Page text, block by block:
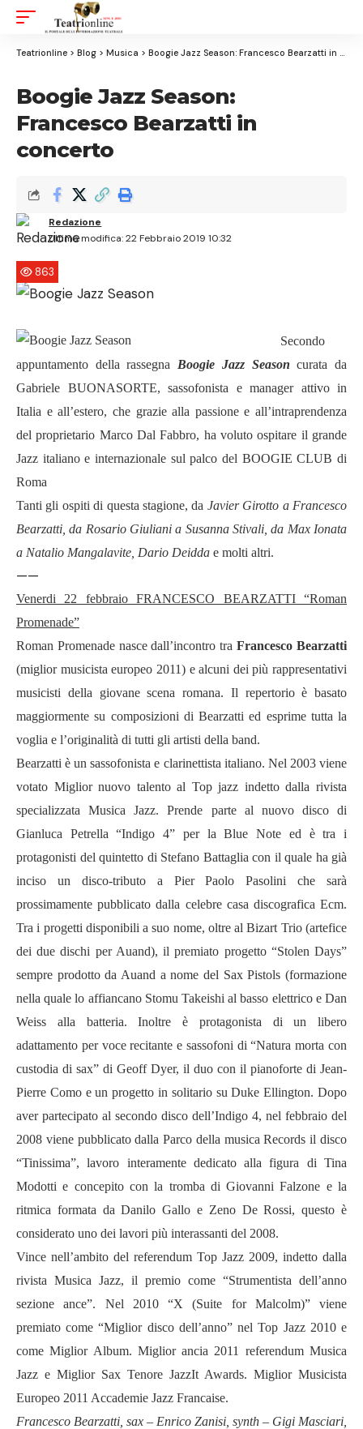
Resizer
Teatrionline > Blog > Musica > Boogie Jazz Season: Francesco Bearzatti in concerto
Boogie Jazz Season:
Francesco Bearzatti in
concerto
Ultima modifica: 22 Febbraio 2019 10:32
Redazione
863
Secondo
appuntamento della rassegna Boogie Jazz Season curata da
Gabriele BUONASORTE, sassofonista e manager attivo in
Italia e all’estero, che grazie alla passione e all’intraprendenza
del proprietario Marco Dal Fabbro, ha voluto ospitare il grande
Jazz italiano e internazionale sul palco del BOOGIE CLUB di
Roma
Tanti gli ospiti di questa stagione, da Javier Girotto a Francesco
Bearzatti, da Rosario Giuliani a Susanna Stivali, da Max Ionata
a Natalio Mangalavite, Dario Deidda e molti altri.
——
Venerdi 22 febbraio FRANCESCO BEARZATTI “Roman
Promenade”
Roman Promenade nasce dall’incontro traFrancesco Bearzatti
(miglior musicista europeo 2011) e alcuni dei più rappresentativi
musicisti della giovane scena romana. Il repertorio è basato
maggiormente su composizioni di Bearzatti ed esprime tutta la
voglia e l’originalità di tutti gli artisti della band.
Bearzatti è un sassofonista e clarinettista italiano. Nel 2003 viene
votato Miglior nuovo talento al Top jazz indetto dalla rivista
specializzata Musica Jazz. Prende parte al nuovo disco di
Gianluca Petrella“Indigo 4” per la Blue Note ed è tra i
protagonisti del quintetto di Stefano Battaglia con il quale ha già
inciso un disco-tributo a Pier Paolo Pasolini che sarà
prossimamente pubblicato dalla celebre casa discografica Ecm.
Tra i progetti disponibili a suo nome, oltre al Bizart Trio (artefice
dei due dischi per Auand), il premiato progetto “Stolen Days”
sempre prodotto da Auand a nome del Sax Pistols (formazione
nella quale lo affiancano Stomu Takeishi al basso elettrico e Dan
Weiss alla batteria. Inoltre è protagonista di un libero
adattamento per voce recitante e sassofoni di“Natura morta con
custodia di sax” di Geoff Dyer, il duo con il pianoforte di Jean-
Pierre Como e un progetto in solitario su Duke Ellington. Dopo
aver partecipato al secondo disco dell’Indigo 4, nel febbraio del
2008 viene pubblicato dalla Parco della musica Records il disco
“Tinissima”, lavoro interamente dedicato alla figura di Tina
Modotti e concepito con la tromba di Giovanni Falzone e la
ritmica formata da Danilo Gallo e Zeno De Rossi, questo è
considerato uno dei lavori più interassanti del 2008.
Vince nell’ambito del referendum Top Jazz 2009, indetto dalla
rivista Musica Jazz, il premio come “Strumentista dell’anno
sezione ance”. Nel 2010 “X (Suite for Malcolm)” viene
premiato come “Miglior disco dell’anno” nel Top Jazz 2010 e
come Miglior Album. Miglior ancia 2011 referendum Musica
Jazz e Miglior Sax Tenore JazzIt Awards. Miglior Musicista
Europeo 2011 Accademie Jazz Francaise.
Francesco Bearzatti, sax – Enrico Zanisi, synth – Gigi Masciari,